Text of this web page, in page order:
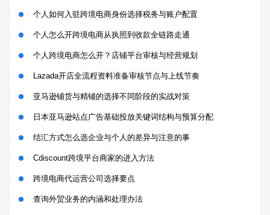
个人如何入驻跨境电商身份选择税务与账户配置
个人怎么开跨境电商从执照到收款全链路走通
个人跨境电商怎么开？店铺平台审核与经营规划
Lazada开店全流程资料准备审核节点与上线节奏
亚马逊铺货与精铺的选择不同阶段的实战对策
日本亚马逊站点广告基础投放关键词结构与预算分配
结汇方式怎么选企业与个人的差异与注意的事
Cdiscount跨境平台商家的进入方法
跨境电商代运营公司选择要点
查询外贸业务的内涵和处理办法